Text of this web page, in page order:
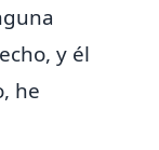
y él
he